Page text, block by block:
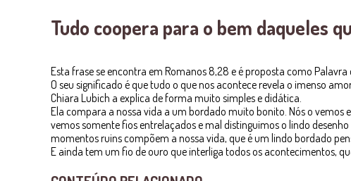
Tudo coopera para o bem daqueles
Esta frase se encontra em Romanos 8,28 e é proposta como
O seu significado é que tudo o que nos acontece revela o imenso
Chiara Lubich a explica de forma muito simples e didática.
Ela compara a nossa vida a um bordado muito bonito. Nós o vemos
vemos somente fios entrelaçados e mal distinguimos o lindo
momentos ruins compõem a nossa vida, que é um lindo bordado
E ainda tem um fio de ouro que interliga todos os acontecimentos,